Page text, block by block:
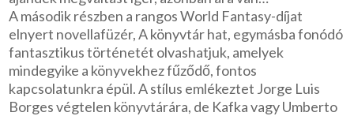
A második részben a rangos World Fantasy-díjat
elnyert novellafüzér, A könyvtár hat, egymásba fonódó
fantasztikus történetét olvashatjuk, amelyek
mindegyike a könyvekhez fűződő, fontos
kapcsolatunkra épül. A stílus emlékeztet Jorge Luis
Borges végtelen könyvtárára, de Kafka vagy Umberto